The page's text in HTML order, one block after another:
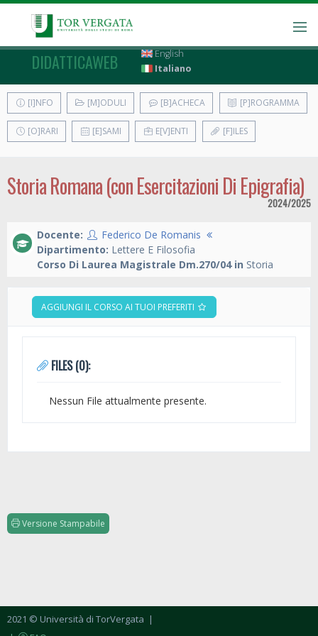
DIDATTICAWEB
English
Italiano
[I]NFO [M]ODULI [B]ACHECA [P]ROGRAMMA
[O]RARI [E]SAMI E[V]ENTI [F]ILES
Storia Romana (con Esercitazioni Di Epigrafia)
2024/2025
Docente:
Federico De Romanis
Dipartimento: Lettere E Filosofia
Corso Di Laurea Magistrale Dm.270/04 in Storia
AGGIUNGI IL CORSO AI TUOI PREFERITI
FILES (0):
Nessun File attualmente presente.
Versione Stampabile
2021 © Università di TorVergata |